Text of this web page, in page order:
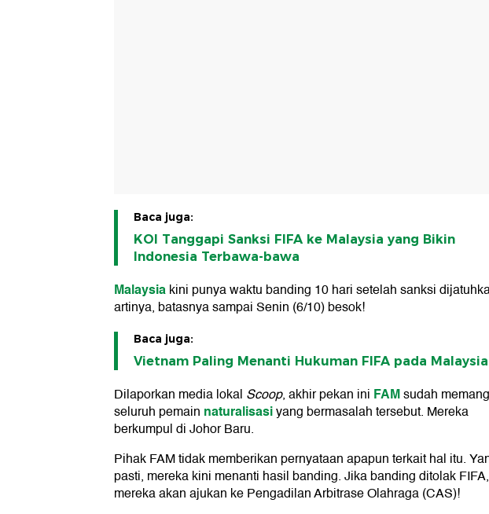
Baca juga:
KOI Tanggapi Sanksi FIFA ke Malaysia yang Bikin
Indonesia Terbawa-bawa
Malaysiakini punya waktu banding 10 hari setelah sanksi
artinya, batasnya sampai Senin (6/10) besok!
Baca juga:
Vietnam Paling Menanti Hukuman FIFA pada Malaysia
Dilaporkan media lokal Scoop, akhir pekan ini FAMsudah
seluruh pemain naturalisasiyang bermasalah tersebut. Mereka
berkumpul di Johor Baru.
Pihak FAM tidak memberikan pernyataan apapun terkait hal itu.
pasti, mereka kini menanti hasil banding. Jika banding ditolak FIFA,
mereka akan ajukan ke Pengadilan Arbitrase Olahraga (CAS)!